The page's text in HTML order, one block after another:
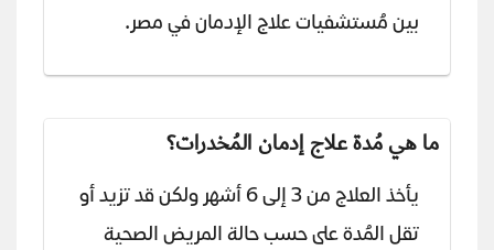
بين مُستشفيات علاج الإدمان في مصر.
ما هي مُدة علاج إدمان المُخدرات؟
يأخذ العلاج من 3 إلى 6 أشهر ولكن قد تزيد أو
تقل المُدة على حسب حالة المريض الصحية